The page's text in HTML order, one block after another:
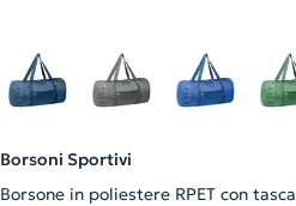
Borsoni Sportivi
Borsone in poliestere RPET con tasca